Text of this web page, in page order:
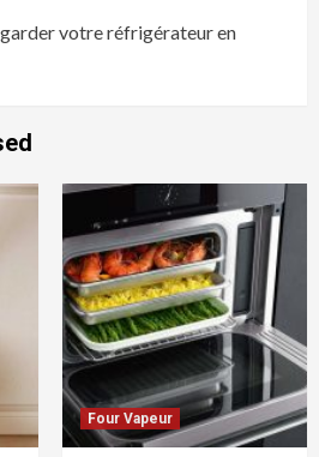
votre réfrigérateur en
Four Vapeur